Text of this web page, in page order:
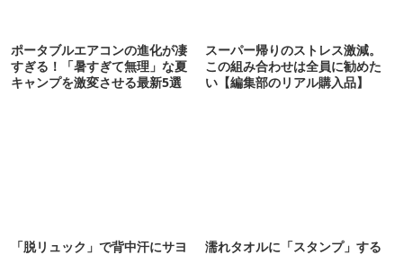
ポータブルエアコンの進化が凄
すぎる！「暑すぎて無理」な夏
キャンプを激変させる最新5選
スーパー帰りのストレス激減。
この組み合わせは全員に勧めた
い【編集部のリアル購入品】
「脱リュック」で背中汗にサヨ
濡れタオルに「スタンプ」する